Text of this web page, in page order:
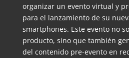
organizar un evento virtual y
para el lanzamiento de su
smartphones. Este evento no
producto, sino que también
del contenido pre-evento en